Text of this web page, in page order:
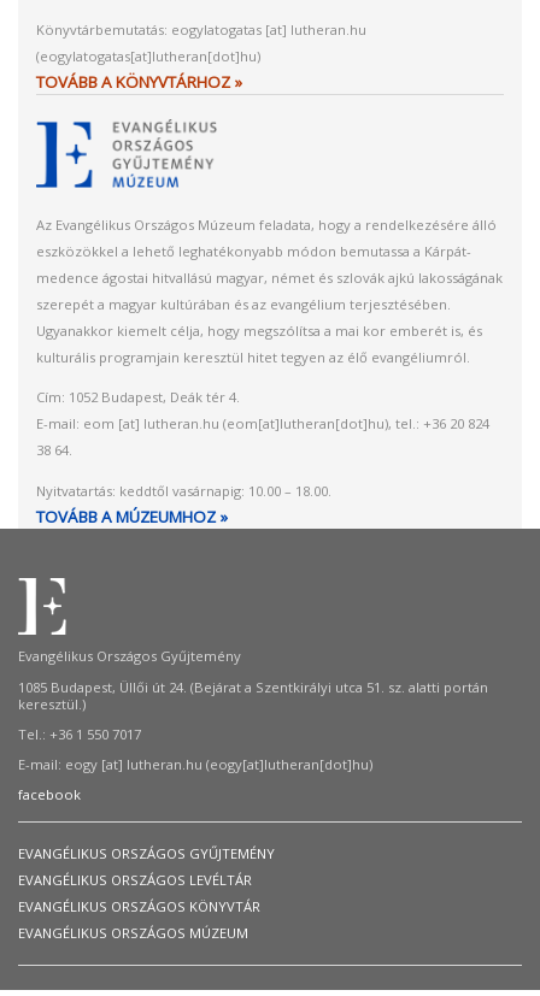
Könyvtárbemutatás: eogylatogatas [at] lutheran.hu
(eogylatogatas[at]lutheran[dot]hu)
TOVÁBB A KÖNYVTÁRHOZ »
Az Evangélikus Országos Múzeum feladata, hogy a rendelkezésére álló
eszközökkel a lehető leghatékonyabb módon bemutassa a Kárpát-
medence ágostai hitvallású magyar, német és szlovák ajkú lakosságának
szerepét a magyar kultúrában és az evangélium terjesztésében.
Ugyanakkor kiemelt célja, hogy megszólítsa a mai kor emberét is, és
kulturális programjain keresztül hitet tegyen az élő evangéliumról.
Cím: 1052 Budapest, Deák tér 4.
E-mail: eom [at] lutheran.hu (eom[at]lutheran[dot]hu), tel.: +36 20 824
38 64.
Nyitvatartás: keddtől vasárnapig: 10.00 – 18.00.
TOVÁBB A MÚZEUMHOZ »
Evangélikus Országos Gyűjtemény
1085 Budapest, Üllői út 24. (Bejárat a Szentkirályi utca 51. sz. alatti portán
keresztül.)
Tel.: +36 1 550 7017
E-mail: eogy [at] lutheran.hu (eogy[at]lutheran[dot]hu)
facebook
EVANGÉLIKUS ORSZÁGOS GYŰJTEMÉNY
EVANGÉLIKUS ORSZÁGOS LEVÉLTÁR
EVANGÉLIKUS ORSZÁGOS KÖNYVTÁR
EVANGÉLIKUS ORSZÁGOS MÚZEUM